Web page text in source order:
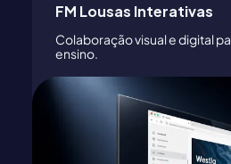
FM Lousas Interativas
Colaboração visual e digital
ensino.